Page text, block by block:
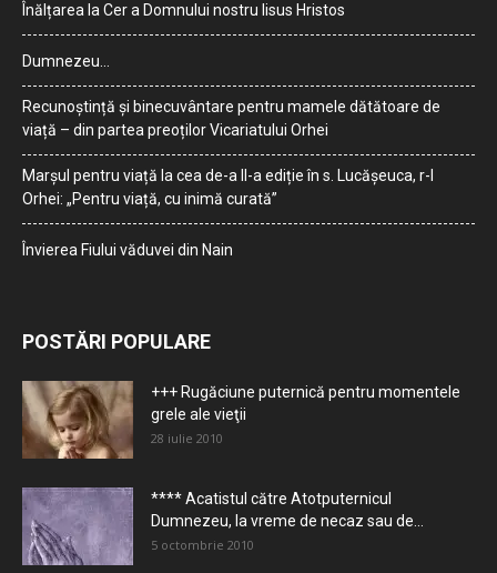
Înălțarea la Cer a Domnului nostru Iisus Hristos
Dumnezeu…
Recunoștință și binecuvântare pentru mamele dătătoare de
viață – din partea preoților Vicariatului Orhei
Marșul pentru viață la cea de-a II-a ediție în s. Lucășeuca, r-l
Orhei: „Pentru viață, cu inimă curată”
Învierea Fiului văduvei din Nain
POSTĂRI POPULARE
+++ Rugăciune puternică pentru momentele
grele ale vieţii
28 iulie 2010
**** Acatistul către Atotputernicul
Dumnezeu, la vreme de necaz sau de...
5 octombrie 2010